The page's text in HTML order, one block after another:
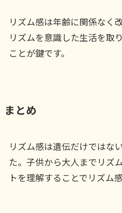
リズム感は年齢に関係なく
リズムを意識した生活を取
ことが鍵です。
まとめ
リズム感は遺伝だけではな
た。子供から大人までリズ
トを理解することでリズム